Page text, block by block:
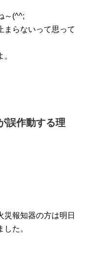
～(^^;
まらないって思って
誤作動する理
災報知器の方は明日
た。